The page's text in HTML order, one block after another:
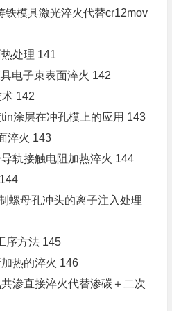
铁模具激光淬火代替cr12mov
处理 141
电子束表面淬火 142
142
涂层在冲孔模上的应用 143
淬火 143
轨接触电阻加热淬火 144
螺母孔冲头的离子注入处理
序方法 145
热的淬火 146
渗直接淬火代替渗碳＋二次